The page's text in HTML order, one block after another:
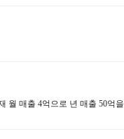
월 매출 4억으로 년 매출 50억을